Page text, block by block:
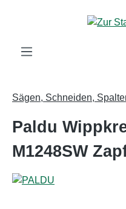
Zum Hauptinhalt springen
Sägen, Schneiden,
Paldu
M1248SW